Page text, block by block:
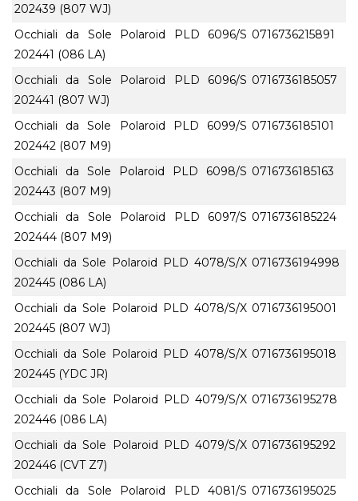
202439 (807 WJ)
Occhiali da Sole Polaroid PLD 6096/S
202441 (086 LA)
0716736215891
Occhiali da Sole Polaroid PLD 6096/S
202441 (807 WJ)
0716736185057
Occhiali da Sole Polaroid PLD 6099/S
202442 (807 M9)
0716736185101
Occhiali da Sole Polaroid PLD 6098/S
202443 (807 M9)
0716736185163
Occhiali da Sole Polaroid PLD 6097/S
202444 (807 M9)
0716736185224
Occhiali da Sole Polaroid PLD 4078/S/X
202445 (086 LA)
0716736194998
Occhiali da Sole Polaroid PLD 4078/S/X
202445 (807 WJ)
0716736195001
Occhiali da Sole Polaroid PLD 4078/S/X
202445 (YDC JR)
0716736195018
Occhiali da Sole Polaroid PLD 4079/S/X
202446 (086 LA)
0716736195278
Occhiali da Sole Polaroid PLD 4079/S/X
202446 (CVT Z7)
0716736195292
Occhiali da Sole Polaroid PLD 4081/S 0716736195025